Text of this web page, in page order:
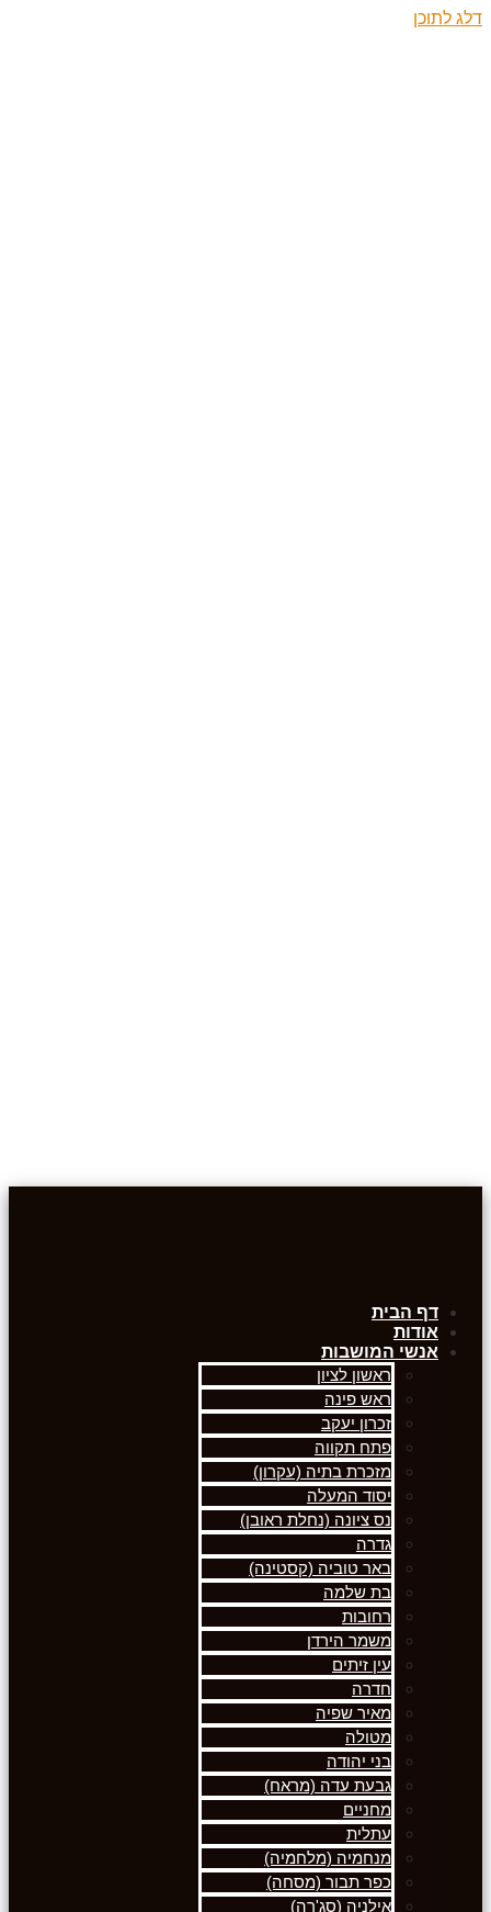
דלג לתוכן
דף הבית
אודות
אנשי המושבות
ראשון לציון
ראש פינה
זכרון יעקב
פתח תקווה
מזכרת בתיה (עקרון)
יסוד המעלה
נס ציונה (נחלת ראובן)
גדרה
באר טוביה (קסטינה)
בת שלמה
רחובות
משמר הירדן
עין זיתים
חדרה
מאיר שפיה
מטולה
בני יהודה
גבעת עדה (מראח)
מחניים
עתלית
מנחמיה (מלחמיה)
כפר תבור (מסחה)
אילניה (סג'רה)